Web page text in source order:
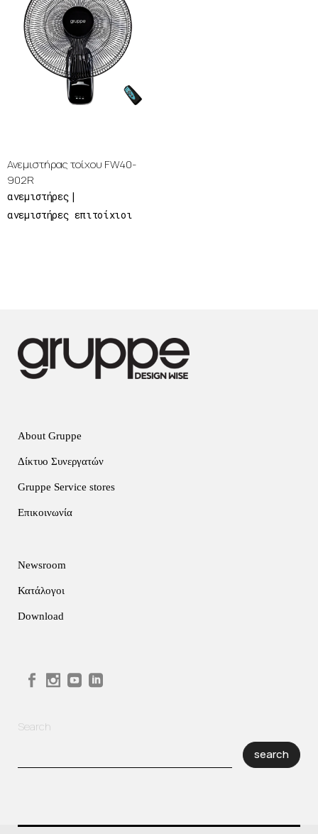
Ανεμιστήρας τοίχου FW40-
902R
ανεμιστήρες
ανεμιστήρες επιτοίχιοι
About Gruppe
Δίκτυο Συνεργατών
Gruppe Service stores
Επικοινωνία
Newsroom
Κατάλογοι
Download
Search
search